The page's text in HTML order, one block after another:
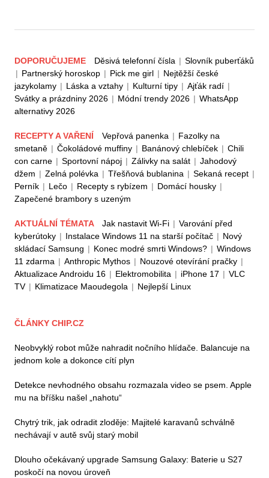
DOPORUČUJEME Děsivá telefonní čísla | Slovník puberťáků
| Partnerský horoskop | Pick me girl | Nejtěžší české
jazykolamy | Láska a vztahy | Kulturní tipy | Ajťák radí |
Svátky a prázdniny 2026 | Módní trendy 2026 | WhatsApp
alternativy 2026
RECEPTY A VAŘENÍ Vepřová panenka | Fazolky na
smetaně | Čokoládové muffiny | Banánový chlebíček | Chili
con carne | Sportovní nápoj | Zálivky na salát | Jahodový
džem | Zelná polévka | Třešňová bublanina | Sekaná recept |
Perník | Lečo | Recepty s rybízem | Domácí housky |
Zapečené brambory s uzeným
AKTUÁLNÍ TÉMATA Jak nastavit Wi-Fi | Varování před
kyberútoky | Instalace Windows 11 na starší počítač | Nový
skládací Samsung | Konec modré smrti Windows? | Windows
11 zdarma | Anthropic Mythos | Nouzové otevírání pračky |
Aktualizace Androidu 16 | Elektromobilita | iPhone 17 | VLC
TV | Klimatizace Maoudegola | Nejlepší Linux
ČLÁNKY CHIP.CZ
Neobvyklý robot může nahradit nočního hlídače. Balancuje na
jednom kole a dokonce cítí plyn
Detekce nevhodného obsahu rozmazala video se psem. Apple
mu na bříšku našel „nahotu“
Chytrý trik, jak odradit zloděje: Majitelé karavanů schválně
nechávají v autě svůj starý mobil
Dlouho očekávaný upgrade Samsung Galaxy: Baterie u S27
poskočí na novou úroveň